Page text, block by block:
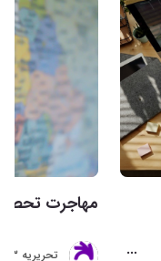
مهاجرت
تحريريه 3گام